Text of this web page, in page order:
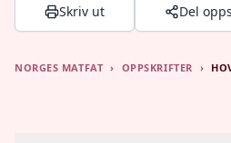
Skriv ut Del
NORGES MATFAT › OPPSKRIFTER ›